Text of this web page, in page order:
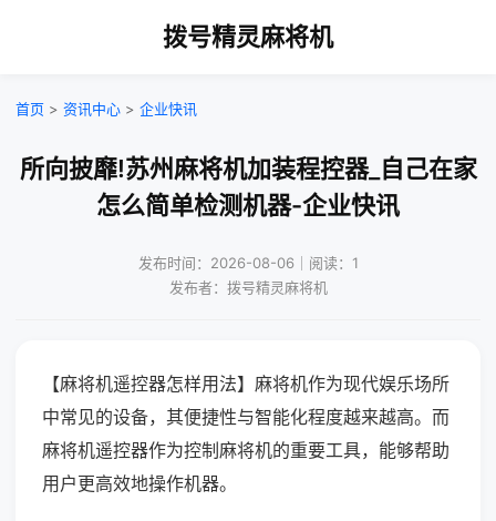
拨号精灵麻将机
首页 > 资讯中心 > 企业快讯
所向披靡!苏州麻将机加装程控器_自己在家
怎么简单检测机器-企业快讯
发布时间：2026-08-06｜阅读：1
发布者：拨号精灵麻将机
【麻将机遥控器怎样用法】麻将机作为现代娱乐场所
中常见的设备，其便捷性与智能化程度越来越高。而
麻将机遥控器作为控制麻将机的重要工具，能够帮助
用户更高效地操作机器。